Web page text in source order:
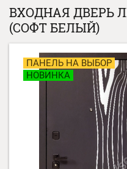
ВХОДНАЯ ДВЕРЬ
(СОФТ БЕЛЫЙ)
ПАНЕЛЬ НА ВЫБОР
НОВИНКА